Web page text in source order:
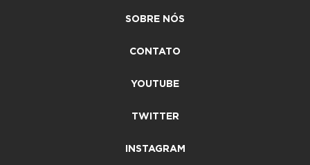
SOBRE NÓS
CONTATO
YOUTUBE
TWITTER
INSTAGRAM